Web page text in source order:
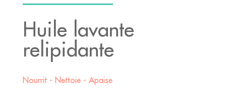
Huile lavante
relipidante
Nourrit - Nettoie - Apaise